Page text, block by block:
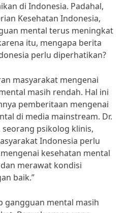
di Indonesia. Padahal,
Kesehatan Indonesia,
mental terus meningkat
itu, mengapa berita
perlu diperhatikan?
masyarakat mengenai
masih rendah. Hal ini
pemberitaan mengenai
di media mainstream. Dr.
psikolog klinis,
Indonesia perlu
kesehatan mental
merawat kondisi
baik.”
gangguan mental masih